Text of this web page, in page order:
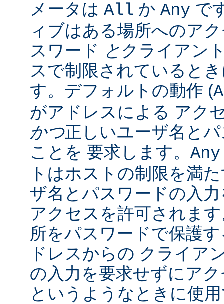
メータは All か Any で
ィブはある場所へのア
スワード とクライアン
スで制限されていると
す。デフォルトの動作 (
がアドレスによる アク
かつ正しいユーザ名と
ことを 要求します。 Any
トはホストの制限を満
ザ名とパスワードの入
アクセスを許可されま
所をパスワードで保護
ドレスからの クライア
の入力を要求せずにア
というようなときに使